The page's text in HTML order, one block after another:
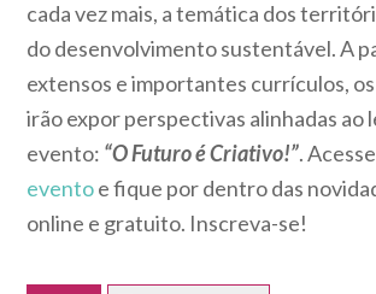
cada vez mais, a temática dos
do desenvolvimento sustentável. A
extensos e importantes currículos,
irão expor perspectivas alinhadas ao
evento: “O Futuro é Criativo!”.
eventoe fique por dentro das
online e gratuito. Inscreva-se!